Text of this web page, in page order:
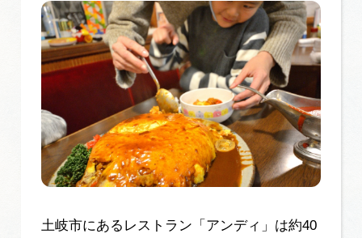
土岐市にあるレストラン「アンディ」は約40